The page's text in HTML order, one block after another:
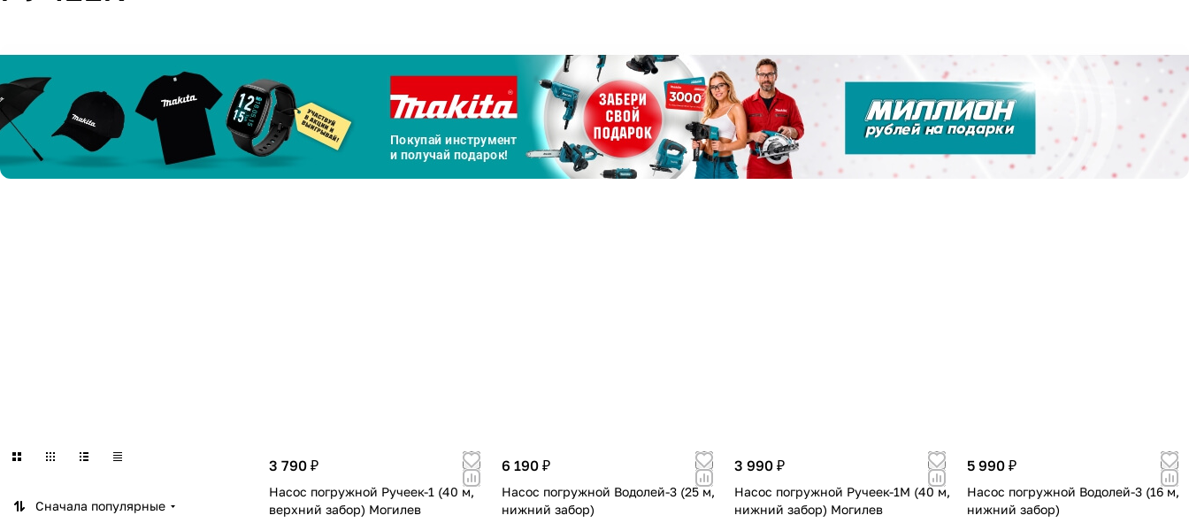
Сначала популярные
3 790 ₽
Насос погружной Ручеек-1 (40 м,
верхний забор) Могилев
6 190 ₽
Насос погружной Водолей-3 (25 м,
нижний забор)
3 990 ₽
Насос погружной Ручеек-1М (40 м,
нижний забор) Могилев
5 990 ₽
Насос погружной Водолей-3 (16 м,
нижний забор)
График платежей
Сегодня
25%
Оставшиеся75 % будут
с вашей карты
каждые 2 недели